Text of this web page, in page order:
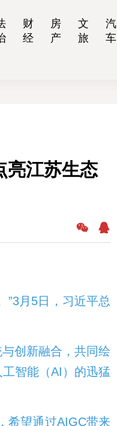
财
经
房
产
文
旅
汽
车
亮江苏生态
”3月5日，习近平总
创新融合，共同绘
智能（AI）的迅猛
希望通过AIGC带来